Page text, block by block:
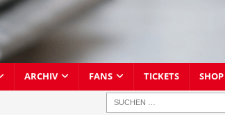
ARCHIV FANS TICKETS SHOP